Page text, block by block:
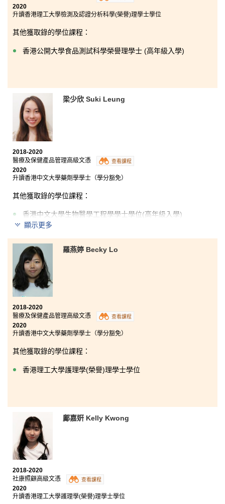
2020
升讀香港理工大學檢測及認證分析科學(榮譽)理學士學位
其他獲取錄的學位課程：
香港公開大學食品測試科學榮譽理學士 (高年級入學)
梁少欣 Suki Leung
2018-2020
醫療及保健產品管理高級文憑
查看課程
2020
升讀香港中文大學藥劑學學士（學分豁免）
其他獲取錄的學位課程：
香港中文大學生物醫學工程學學士學位(高年級入學)
香港科技大學理學士(生物科技)(高年級入學)
我很慶幸自己當初選擇入讀HPSHCC的醫療及保健產品
管理高級文憑課程，令我多了一條出路追尋夢想。書院
的老師們都很有耐心和很樂意地給予同學寶貴的建議，
為學生著想，也教識了我非常多專業的醫療知識。除此
之外，該學科更提供了不同的實習機會，例如到本地診
多。
顯示更多
羅燕婷 Becky Lo
2018-2020
醫療及保健產品管理高級文憑
查看課程
2020
升讀香港中文大學藥劑學學士（學分豁免）
其他獲取錄的學位課程：
香港理工大學護理學(榮譽)理學士學位
鄺嘉姸 Kelly Kwong
2018-2020
社康照顧高級文憑
查看課程
2020
升讀香港理工大學護理學(榮譽)理學士學位